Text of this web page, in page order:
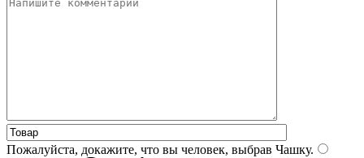
Пожалуйста, докажите, что вы человек, выбрав Чашку.